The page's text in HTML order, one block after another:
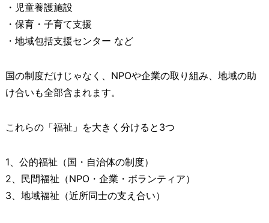
・児童養護施設
・保育・子育て支援
・地域包括支援センター など
国の制度だけじゃなく、NPOや企業の取り組み、地域の助
け合いも全部含まれます。
これらの「福祉」を大きく分けると3つ
1、公的福祉（国・自治体の制度）
2、民間福祉（NPO・企業・ボランティア）
3、地域福祉（近所同士の支え合い）